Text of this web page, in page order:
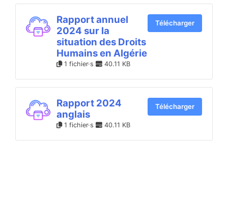
Rapport annuel
2024 sur la
situation des Droits
Humains en Algérie
1 fichier·s 40.11 KB
Télécharger
Rapport 2024
anglais
1 fichier·s 40.11 KB
Télécharger